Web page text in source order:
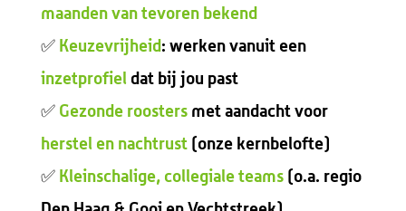
maanden van tevoren bekend
✅ Keuzevrijheid: werken vanuit een
inzetprofieldat bij jou past
✅ Gezonde roosters met aandacht voor
herstel en nachtrust(onze kernbelofte)
✅ Kleinschalige, collegiale teams(o.a. regio